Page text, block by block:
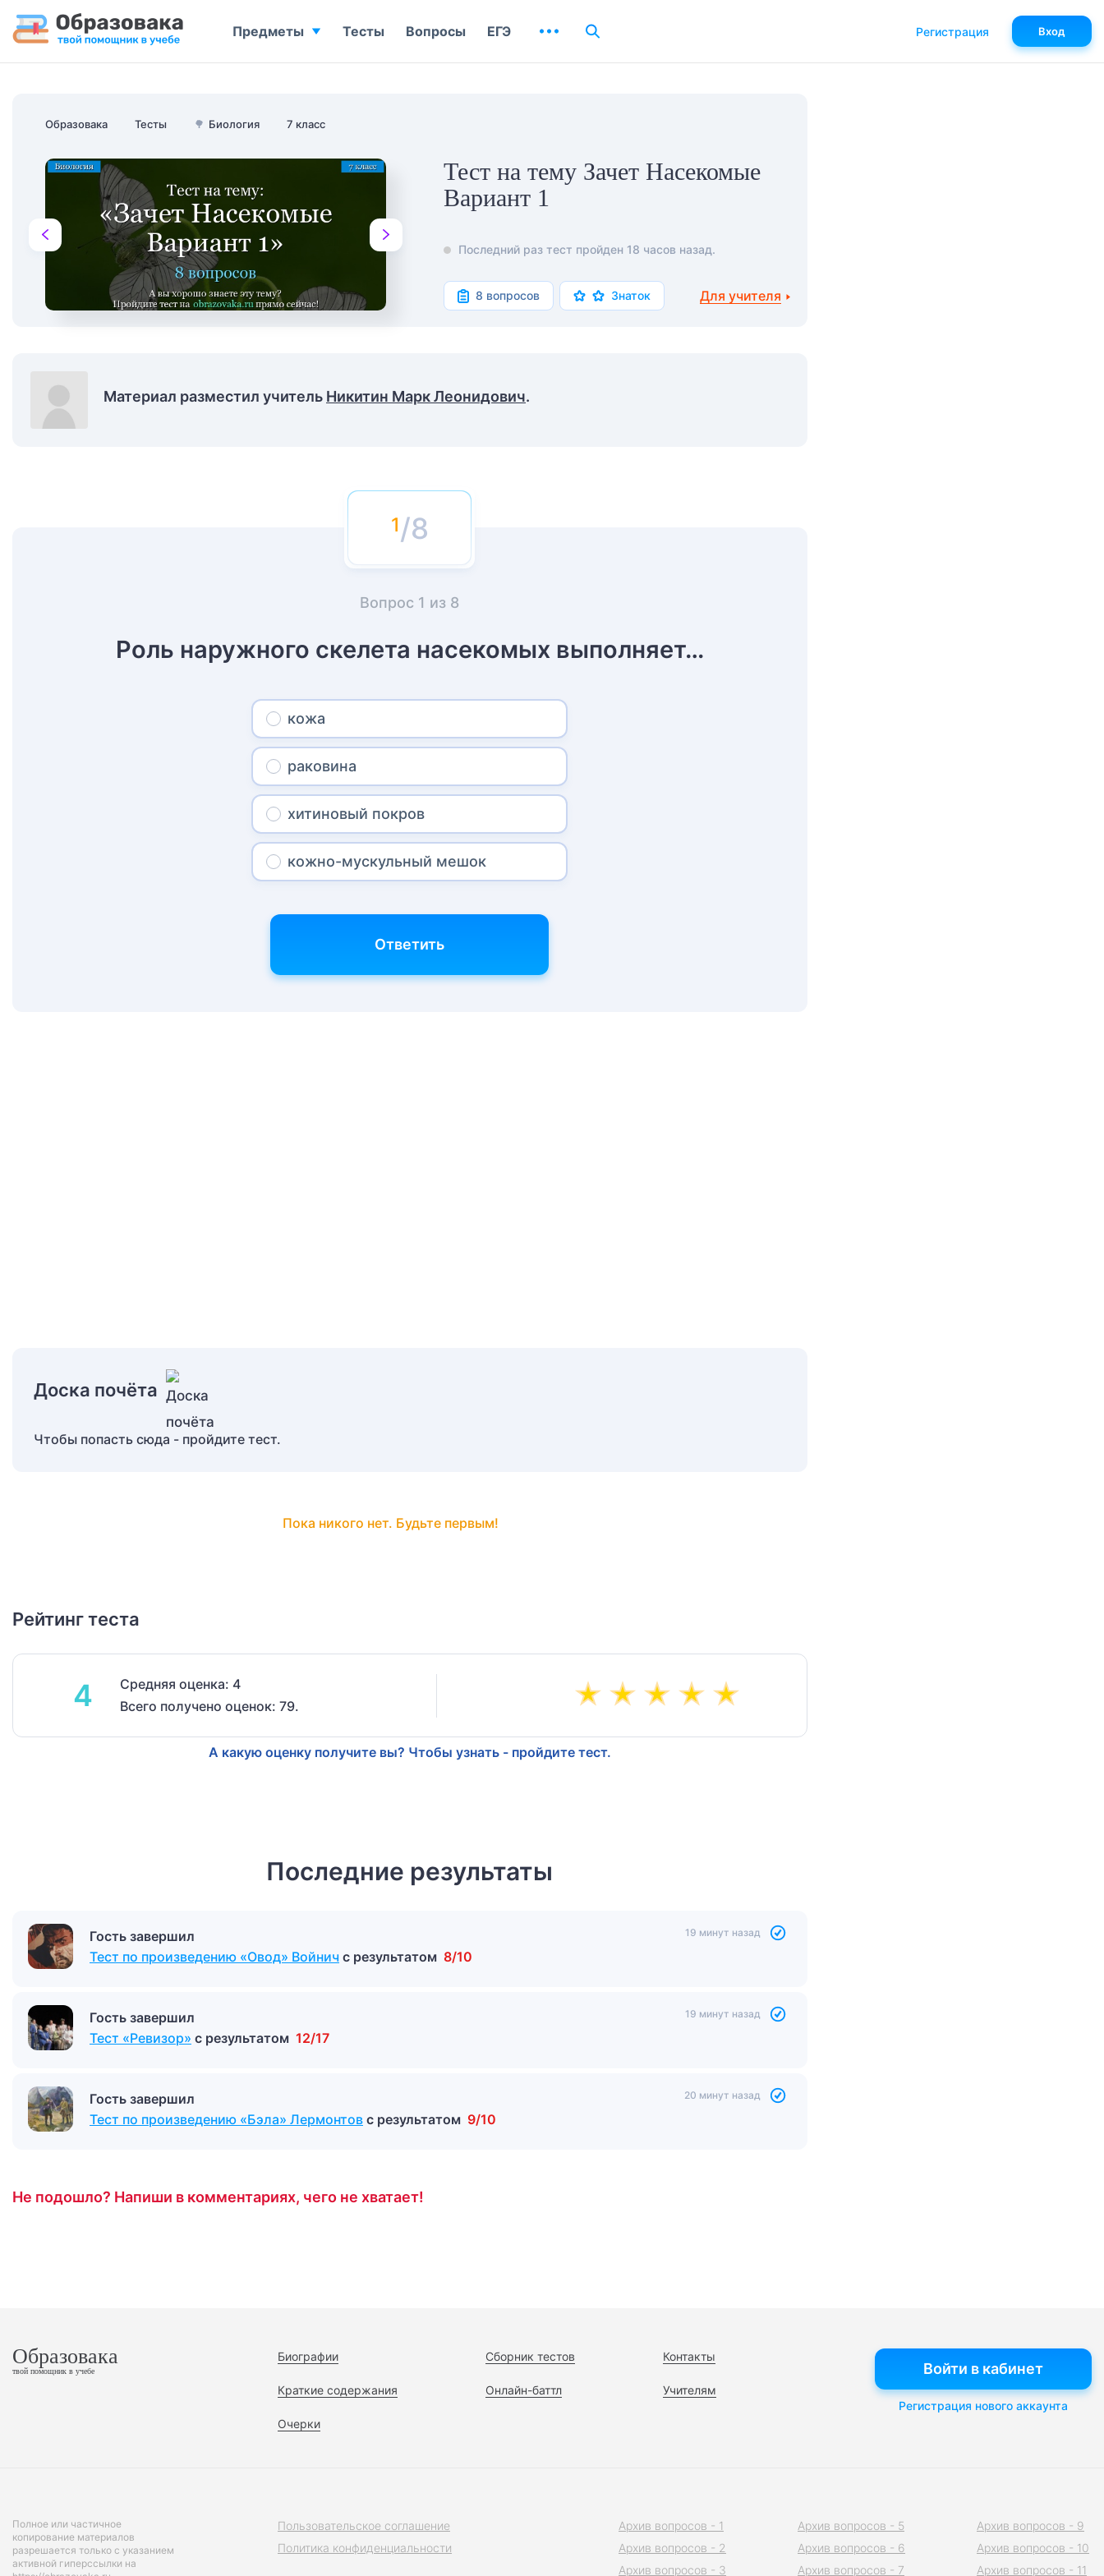
Образовака Тесты 🌳 Биология 7 класс
Тест на тему Зачет Насекомые
Вариант 1
Последний раз тест пройден 18 часов назад.
8 вопросов Знаток Для учителя
Материал разместил учитель Никитин Марк Леонидович.
/8
Вопрос 1 из 8
Роль наружного скелета насекомых выполняет…
кожа
раковина
хитиновый покров
кожно-мускульный мешок
Ответить
Доска почёта
Чтобы попасть сюда - пройдите тест.
Пока никого нет. Будьте первым!
Рейтинг теста
4
Средняя оценка: 4
Всего получено оценок: 79.
А какую оценку получите вы? Чтобы узнать - пройдите тест.
Последние результаты
Гость завершил
Тест по произведению «Овод» Войнич с результатом 8/10
19 минут назад
Гость завершил
Тест «Ревизор» с результатом 12/17
19 минут назад
Гость завершил
Тест по произведению «Бэла» Лермонтов с результатом 9/10
20 минут назад
Не подошло? Напиши в комментариях, чего не хватает!
Предметы Тесты Вопросы ЕГЭ Регистрация Вход
Образовака
твой помощник в учебе
Биографии
Краткие содержания
Очерки
Сборник тестов
Онлайн-баттл
Контакты
Учителям
Войти в кабинет
Регистрация нового аккаунта
Полное или частичное
копирование материалов
разрешается только с указанием
активной гиперссылки на
Пользовательское соглашение
Политика конфиденциальности
Архив вопросов - 1
Архив вопросов - 2
Архив вопросов - 3
Архив вопросов - 5
Архив вопросов - 6
Архив вопросов - 7
Архив вопросов - 9
Архив вопросов - 10
Архив вопросов - 11